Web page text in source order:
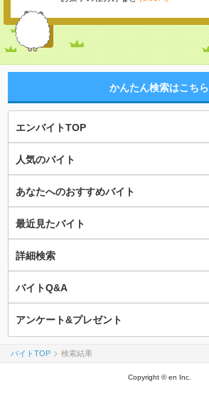
かんたん検索はこちら
エンバイトTOP
人気のバイト
あなたへのおすすめバイト
最近見たバイト
詳細検索
バイトQ&A
アンケート&プレゼント
バイトTOP 検索結果
Copyright © en Inc.